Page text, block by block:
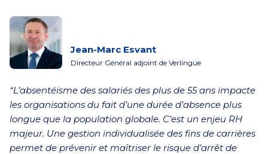
Jean-Marc Esvant
Directeur Général adjoint de Verlingue
“L’absentéisme des salariés des plus de 55 ans impacte
les organisations du fait d’une durée d’absence plus
longue que la population globale. C’est un enjeu RH
majeur. Une gestion individualisée des fins de carrières
permet de prévenir et maîtriser le risque d’arrêt de